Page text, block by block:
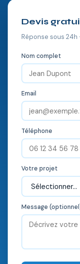
Devis
Réponse sous
Nom complet
Email
Téléphone
Votre projet
Message